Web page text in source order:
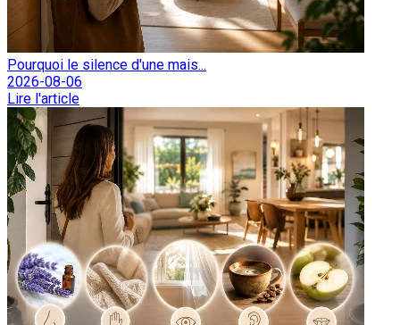
Pourquoi le silence d'une mais...
2026-08-06
Lire l'article